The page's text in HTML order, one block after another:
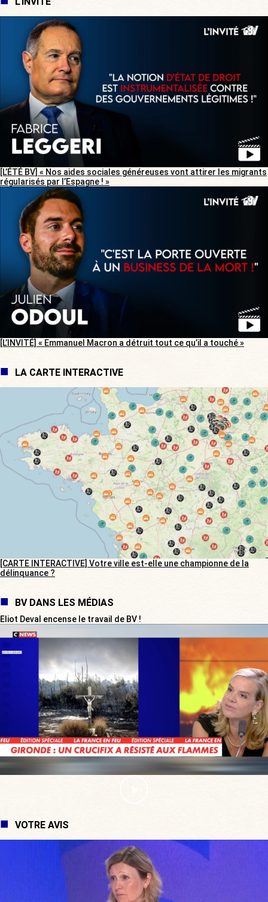
[L’ÉTÉ BV] « Nos aides sociales généreuses vont attirer les migrants
régularisés par l’Espagne ! »
[L’INVITÉ] « Emmanuel Macron a détruit tout ce qu’il a touché »
LA CARTE INTERACTIVE
[CARTE INTERACTIVE] Votre ville est-elle une championne de la
délinquance ?
BV DANS LES MÉDIAS
Eliot Deval encense le travail de BV !
VOTRE AVIS